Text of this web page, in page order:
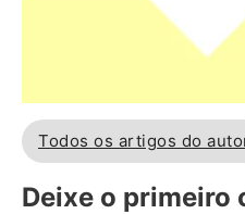
Todos os artigos do
Deixe o primeiro